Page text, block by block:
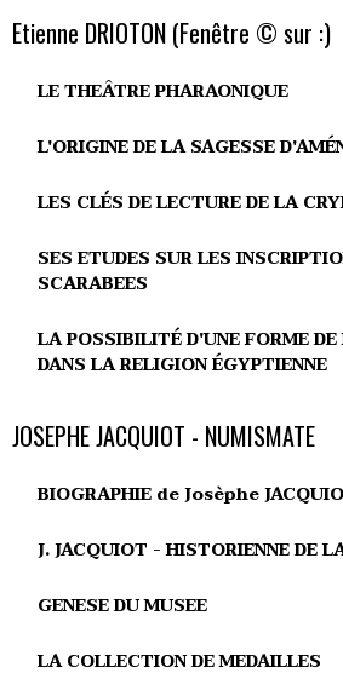
Etienne DRIOTON (Fenêtre © sur :)
LE THEÂTRE PHARAONIQUE
L'ORIGINE DE LA SAGESSE
LES CLÉS DE LECTURE DE LA
SES ETUDES SUR LES
SCARABEES
LA POSSIBILITÉ D'UNE FORME
DANS LA RELIGION ÉGYPTIENNE
JOSEPHE JACQUIOT - NUMISMATE
BIOGRAPHIE de Josèphe
J. JACQUIOT - HISTORIENNE DE
GENESE DU MUSEE
LA COLLECTION DE MEDAILLES